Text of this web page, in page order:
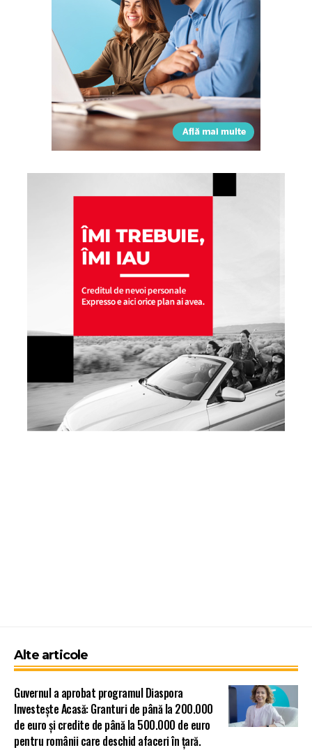
Alte articole
Guvernul a aprobat programul Diaspora
Investește Acasă: Granturi de până la 200.000
de euro și credite de până la 500.000 de euro
pentru românii care deschid afaceri în țară.